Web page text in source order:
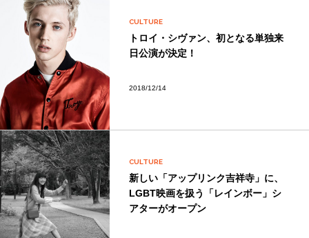
CULTURE
トロイ・シヴァン、初となる単独来
日公演が決定！
2018/12/14
CULTURE
新しい「アップリンク吉祥寺」に、
LGBT映画を扱う「レインボー」シ
アターがオープン